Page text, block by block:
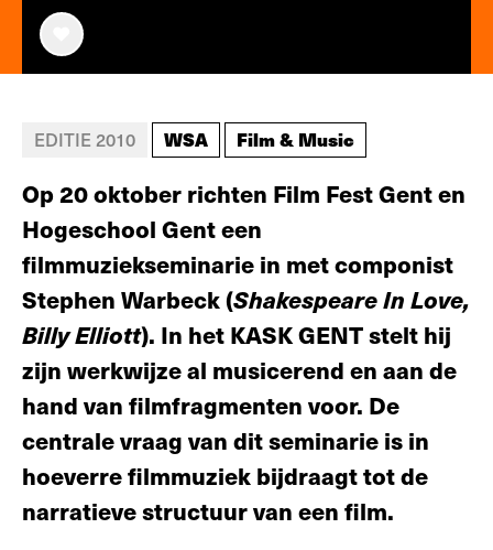
EDITIE 2010 WSA Film & Music
Op 20 oktober richten Film Fest Gent en
Hogeschool Gent een
filmmuziekseminarie in met componist
Stephen Warbeck (Shakespeare In Love,
Billy Elliott). In het KASK GENT stelt hij
zijn werkwijze al musicerend en aan de
hand van filmfragmenten voor. De
centrale vraag van dit seminarie is in
hoeverre filmmuziek bijdraagt tot de
narratieve structuur van een film.